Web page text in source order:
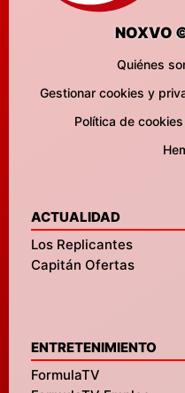
NOXVO
Quiénes
Gestionar cookies y
Política de cookies
ACTUALIDAD
Los Replicantes
Capitán Ofertas
ENTRETENIMIENTO
FormulaTV